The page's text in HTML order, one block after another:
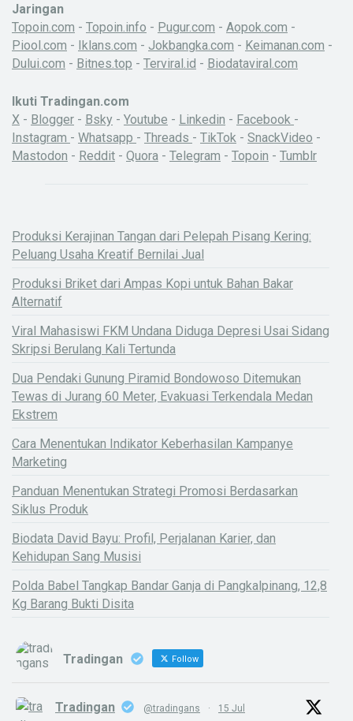
Jaringan
Topoin.com - Topoin.info - Pugur.com - Aopok.com -
Piool.com - Iklans.com - Jokbangka.com - Keimanan.com -
Dului.com - Bitnes.top - Terviral.id - Biodataviral.com
Ikuti Tradingan.com
X - Blogger - Bsky - Youtube - Linkedin - Facebook -
Instagram - Whatsapp - Threads - TikTok - SnackVideo -
Mastodon - Reddit - Quora - Telegram - Topoin - Tumblr
Produksi Kerajinan Tangan dari Pelepah Pisang Kering:
Peluang Usaha Kreatif Bernilai Jual
Produksi Briket dari Ampas Kopi untuk Bahan Bakar
Alternatif
Viral Mahasiswi FKM Undana Diduga Depresi Usai Sidang
Skripsi Berulang Kali Tertunda
Dua Pendaki Gunung Piramid Bondowoso Ditemukan
Tewas di Jurang 60 Meter, Evakuasi Terkendala Medan
Ekstrem
Cara Menentukan Indikator Keberhasilan Kampanye
Marketing
Panduan Menentukan Strategi Promosi Berdasarkan
Siklus Produk
Biodata David Bayu: Profil, Perjalanan Karier, dan
Kehidupan Sang Musisi
Polda Babel Tangkap Bandar Ganja di Pangkalpinang, 12,8
Kg Barang Bukti Disita
Tradingan Follow
Tradingan @tradingans · 15 Jul